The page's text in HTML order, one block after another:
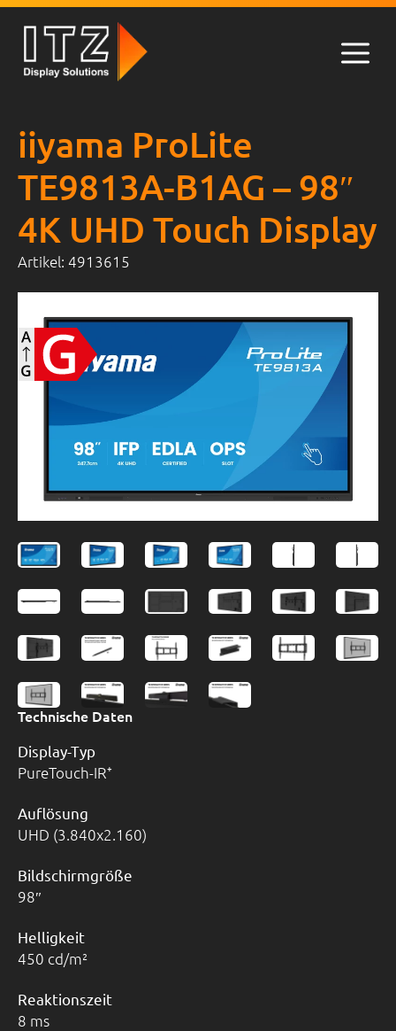
Zum
Inhalt
iiyama ProLite
TE9813A-B1AG – 98″
4K UHD Touch Display
Artikel: 4913615
Technische Daten
Display-Typ
PureTouch-IR⁺
Auflösung
UHD (3.840x2.160)
Bildschirmgröße
98
Helligkeit
450 cd/m²
Reaktionszeit
8 ms